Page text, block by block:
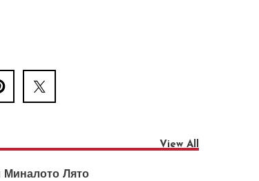
View All
Миналото Лято